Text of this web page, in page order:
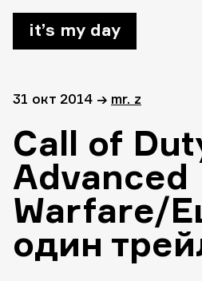
it’s my day
31 окт 2014 → mr. z
Call of
Advanced
Warfare/
один